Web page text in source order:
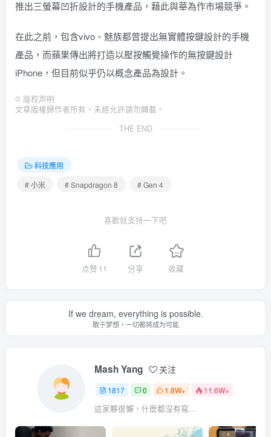
推出三螢幕凹折設計的手機產品，藉此與華為作市場競爭。
在此之前，包含vivo、魅族都曾提出無實體按鍵設計的手機
產品，而蘋果傳出將打造以壓按觸覺操作的無按鍵設計
iPhone，但目前似乎仍以概念產品為設計。
© 版权声明
文章版權歸作者所有，未經允許請勿轉載。
THE END
科技應用
# 小米
# Snapdragon 8 # Gen 4
喜歡就支持一下吧
点赞 11 分享 收藏
If we dream, everything is possible.
敢于梦想，一切都将成为可能
Mash Yang 关注
1817 0 1.8W+ 11.6W+
這家夥很懶，什麽都沒有寫...